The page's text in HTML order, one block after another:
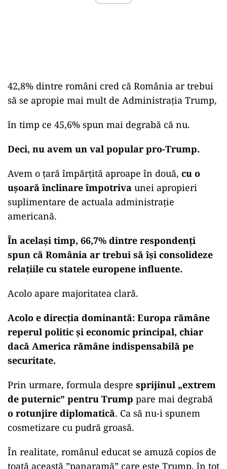
42,8% dintre români cred că România ar trebui
să se apropie mai mult de Administrația Trump,
în timp ce 45,6% spun mai degrabă că nu.
Deci, nu avem un val popular pro-Trump.
Avem o țară împărțită aproape în două, cu o
ușoară înclinare împotriva unei apropieri
suplimentare de actuala administrație
americană.
În același timp, 66,7% dintre respondenți
spun că România ar trebui să își consolideze
relațiile cu statele europene influente.
Acolo apare majoritatea clară.
Acolo e direcția dominantă: Europa rămâne
reperul politic și economic principal, chiar
dacă America rămâne indispensabilă pe
securitate.
Prin urmare, formula despre sprijinul „extrem
de puternic” pentru Trump pare mai degrabă
o rotunjire diplomatică. Ca să nu-i spunem
cosmetizare cu pudră groasă.
În realitate, românul educat se amuză copios de
toată această ”panaramă” care este Trump, în tot